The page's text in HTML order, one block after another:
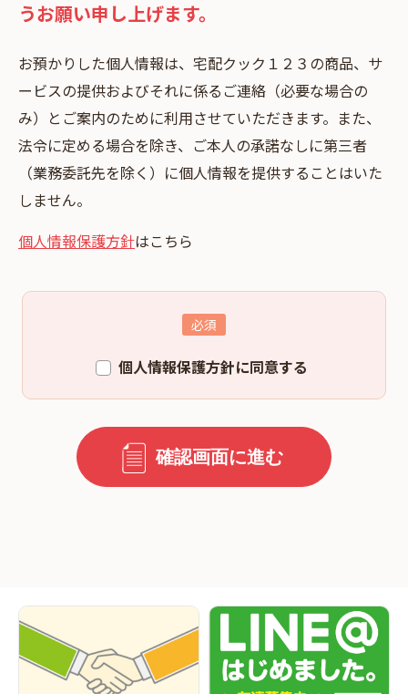
うお願い申し上げます。
お預かりした個⼈情報は、宅配クック１２３の商品、サ
ービスの提供およびそれに係るご連絡（必要な場合の
み）とご案内のために利⽤させていただきます。また、
法令に定める場合を除き、ご本⼈の承諾なしに第三者
（業務委託先を除く）に個⼈情報を提供することはいた
しません。
個人情報保護方針はこちら
個人情報保護方針に同意する
確認画面に進む